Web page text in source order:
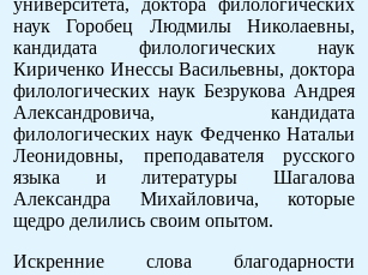
наук Горобец Людмилы Николаевны,
кандидата филологических наук
Кириченко Инессы Васильевны, доктора
филологических наук Безрукова Андрея
Александровича, кандидата
филологических наук Федченко Натальи
Леонидовны, преподавателя русского
языка и литературы Шагалова
Александра Михайловича, которые
щедро делились своим опытом.
Искренние слова благодарности